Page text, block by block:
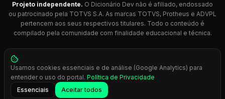
Projeto independente. O Dicionário Dev não é afiliado, endossado
ou patrocinado pela TOTVS S.A. As marcas TOTVS, Protheus e ADVPL
pertencem aos seus respectivos titulares. Todo o conteúdo é
compilado pela comunidade com finalidade educacional e técnica.
© 2026 Dicionário Dev. Feito com 💚 para desenvolvedores
Protheus.
Press Ctrl+K
Usamos cookies essenciais e de análise (Google Analytics) para
entender o uso do portal. Política de Privacidade
Essenciais
Aceitar todos